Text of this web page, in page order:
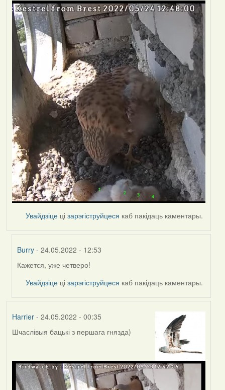
Увайдзіце цізарэгіструйцеся каб пакідаць каментары.
Burry - 24.05.2022 - 12:53
In
reply
by
Кажется, уже четверо!
Увайдзіце цізарэгіструйцеся каб пакідаць каментары.
Harrier- 24.05.2022 - 00:35
Шчаслівыя бацькі з першага гнязда)